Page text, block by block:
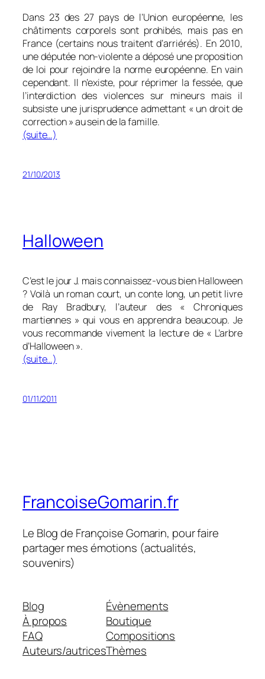
Dans 23 des 27 pays de l’Union européenne, les
châtiments corporels sont prohibés, mais pas en
France (certains nous traitent d’arriérés). En 2010,
une députée non-violente a déposé une proposition
de loi pour rejoindre la norme européenne. En vain
cependant. Il n’existe, pour réprimer la fessée, que
l’interdiction des violences sur mineurs mais il
subsiste une jurisprudence admettant « un droit de
correction » au sein de la famille.
(suite…)
21/10/2013
Halloween
C’est le jour J. mais connaissez-vous bien Halloween
? Voilà un roman court, un conte long, un petit livre
de Ray Bradbury, l’auteur des « Chroniques
martiennes » qui vous en apprendra beaucoup. Je
vous recommande vivement la lecture de « L’arbre
d’Halloween ».
(suite…)
01/11/2011
FrancoiseGomarin.fr
Le Blog de Françoise Gomarin, pour faire
partager mes émotions (actualités,
souvenirs)
Blog
À propos
FAQ
Auteurs/autrices
Évènements
Boutique
Compositions
Thèmes